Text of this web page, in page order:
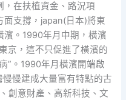
，在扶植資金、路況項
面支撐，japan(日本)將東
濱。1990年月中期，橫濱
京，這不只促進了橫濱的
”。1990年月橫濱開端啟
慢建成大量富有特點的古
、創意財產、高新科技、文